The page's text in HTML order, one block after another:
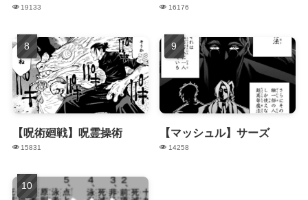
19133 16176
【呪術廻戦】呪霊操術
15831
【マッシュル】サーズ
14258